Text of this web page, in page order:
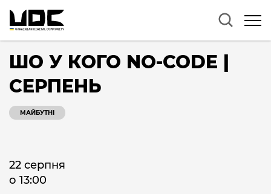
ШО У КОГО NO-CODE |
СЕРПЕНЬ
МАЙБУТНІ
22 серпня
о 13:00